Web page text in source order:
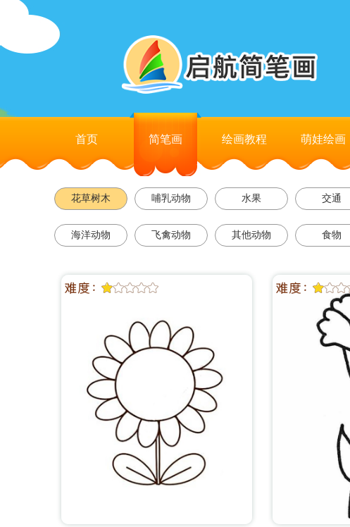
首页 简笔画 绘画教程 萌娃绘画
花草树木 哺乳动物 水果 交通
海洋动物 飞禽动物 其他动物 食物